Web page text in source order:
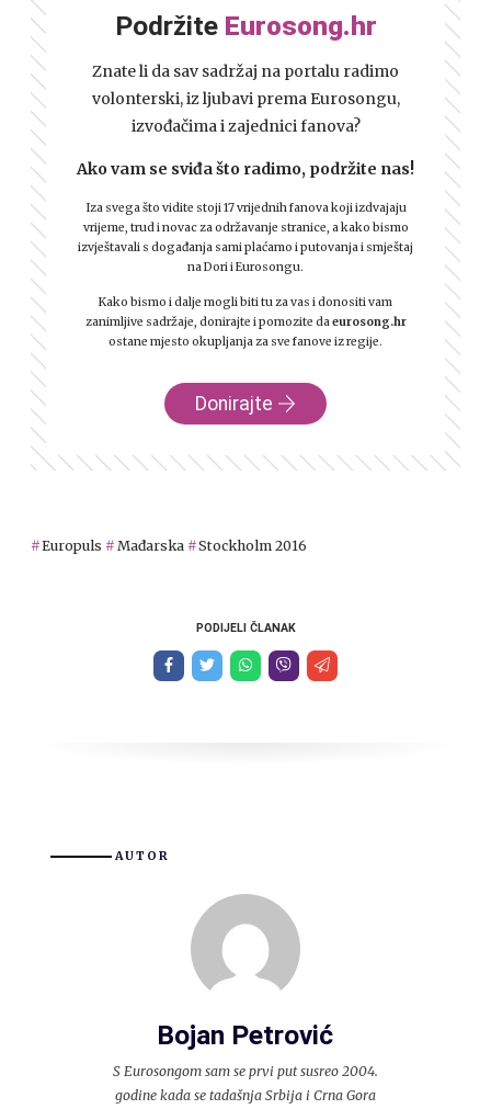
Podržite Eurosong.hr
Znate li da sav sadržaj na portalu radimo
volonterski, iz ljubavi prema Eurosongu,
izvođačima i zajednici fanova?
Ako vam se sviđa što radimo, podržite nas!
Iza svega što vidite stoji 17 vrijednih fanova koji izdvajaju
vrijeme, trud i novac za održavanje stranice, a kako bismo
izvještavali s događanja sami plaćamo i putovanja i smještaj
na Dori i Eurosongu.
Kako bismo i dalje mogli biti tu za vas i donositi vam
zanimljive sadržaje, donirajte i pomozite daeurosong.hr
ostane mjesto okupljanja za sve fanove iz regije.
Donirajte
Europuls Mađarska Stockholm 2016
PODIJELI ČLANAK
AUTOR
Bojan Petrović
S Eurosongom sam se prvi put susreo 2004.
godine kada se tadašnja Srbija i Crna Gora